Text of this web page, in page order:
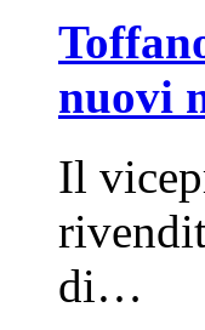
nuovi
Il
di…